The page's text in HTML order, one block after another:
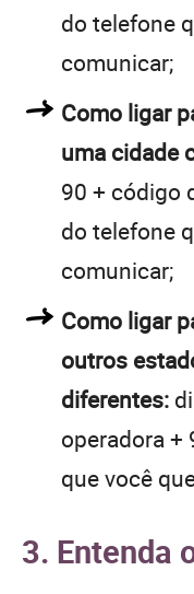
do telefone
comunicar;
Como ligar
uma cidade
90 + código
do telefone
comunicar;
Como ligar
outros
diferentes:
operadora +
que você
3. Entenda